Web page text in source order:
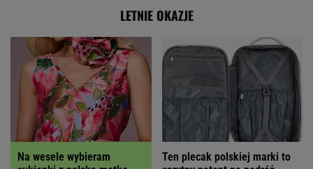
LETNIE OKAZJE
Na wesele wybieram
Ten plecak polskiej marki to